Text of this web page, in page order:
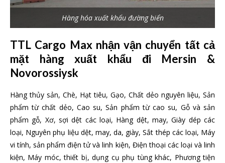
Hàng hóa xuất khẩu đường biển
TTL Cargo Max nhận vận chuyển tất cả
mặt hàng xuất khẩu đi Mersin &
Novorossiysk
Hàng thủy sản, Chè, Hạt tiêu, Gạo, Chất dẻo nguyên liệu, Sản
phẩm từ chất dẻo, Cao su, Sản phẩm từ cao su, Gỗ và sản
phẩm gỗ, Xơ, sợi dệt các loại, Hàng dệt, may, Giày dép các
loại, Nguyên phụ liệu dệt, may, da, giày, Sắt thép các loại, Máy
vi tính, sản phẩm điện tử và linh kiện, Điện thoại các loại và linh
kiện, Máy móc, thiết bị, dụng cụ phụ tùng khác, Phương tiện